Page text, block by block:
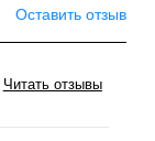
Оставить отзыв
Читать отзывы